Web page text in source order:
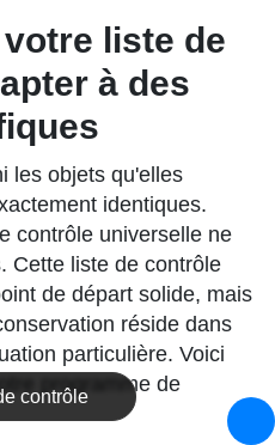
contrôle
liste de
à des
les objets qu'elles
identiques.
contrôle universelle ne
Cette liste de contrôle
de départ solide, mais
réside dans
particulière. Voici
programme de